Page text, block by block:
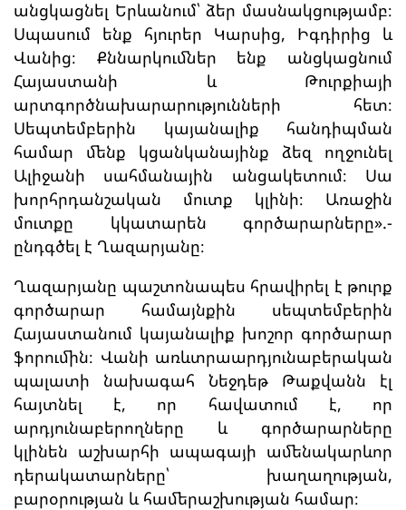
անցկացնել Երևանում՝ ձեր մասնակցությամբ։
Սպասում ենք հյուրեր Կարսից, Իգդիրից և
Վանից։ Քննարկումներ ենք անցկացնում
Հայաստանի և Թուրքիայի
արտգործնախարարությունների հետ։
Սեպտեմբերին կայանալիք հանդիպման
համար մենք կցանկանայինք ձեզ ողջունել
Ալիջանի սահմանային անցակետում։ Սա
խորհրդանշական մուտք կլինի։ Առաջին
մուտքը կկատարեն գործարարները».-
ընդգծել է Ղազարյանը։
Ղազարյանը պաշտոնապես հրավիրել է թուրք
գործարար համայնքին սեպտեմբերին
Հայաստանում կայանալիք խոշոր գործարար
ֆորումին։ Վանի առևտրաարդյունաբերական
պալատի նախագահ Նեջդեթ Թաքվանն էլ
հայտնել է, որ հավատում է, որ
արդյունաբերողները և գործարարները
կլինեն աշխարհի ապագայի ամենակարևոր
դերակատարները՝ խաղաղության,
բարօրության և համերաշխության համար։